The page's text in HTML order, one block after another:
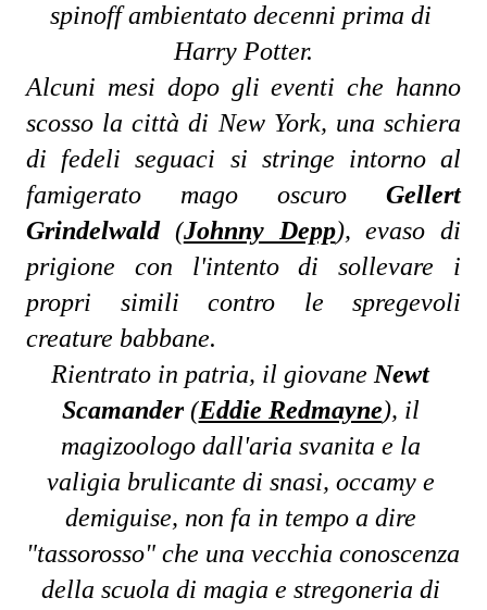
spinoff ambientato decenni prima di
Harry Potter.
Alcuni mesi dopo gli eventi che hanno
scosso la città di New York, una schiera
di fedeli seguaci si stringe intorno al
famigerato mago oscuro Gellert
Grindelwald (Johnny Depp), evaso di
prigione con l'intento di sollevare i
propri simili contro le spregevoli
creature babbane.
Rientrato in patria, il giovane Newt
Scamander (Eddie Redmayne), il
magizoologo dall'aria svanita e la
valigia brulicante di snasi, occamy e
demiguise, non fa in tempo a dire
"tassorosso" che una vecchia conoscenza
della scuola di magia e stregoneria di